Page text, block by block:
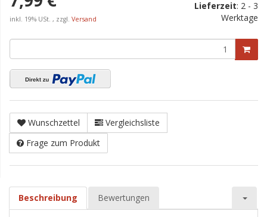
inkl. 19% USt. , zzgl. Versand
Lieferzeit: 2 - 3
Werktage
Wunschzettel
Vergleichsliste
Frage zum Produkt
Beschreibung Bewertungen